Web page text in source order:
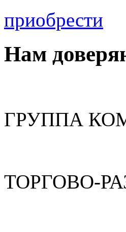
приобрести
Нам
ГРУППА
ТОРГОВО-